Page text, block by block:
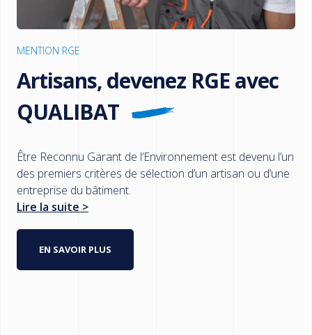
MENTION RGE
Artisans, devenez RGE avec
QUALIBAT
Être Reconnu Garant de l’Environnement est devenu l’un
des premiers critères de sélection d’un artisan ou d’une
entreprise du bâtiment.
Lire la suite >
EN SAVOIR PLUS